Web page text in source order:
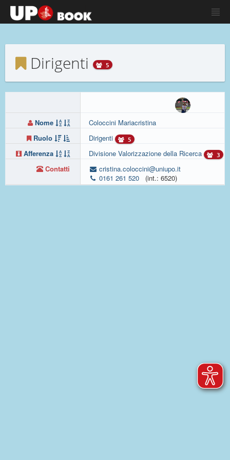
Dirigenti 5
Nome
Ruolo
Afferenza
Contatti
Coloccini Mariacristina
Dirigenti
5
Divisione Valorizzazione della Ricerca 3
cristina.coloccini@uniupo.it
0161 261 520
(int.: 6520)